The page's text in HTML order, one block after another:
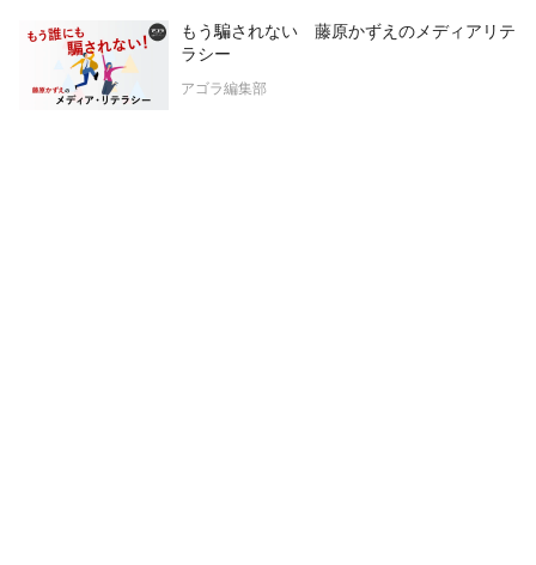
もう騙されない 藤原かずえのメディアリテ
ラシー
アゴラ編集部